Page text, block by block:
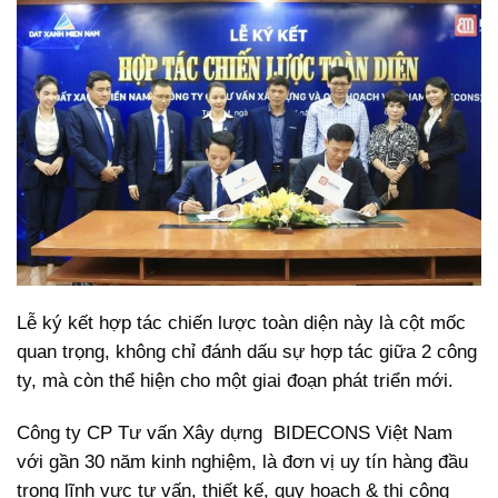
Lễ ký kết hợp tác chiến lược toàn diện này là cột mốc
quan trọng, không chỉ đánh dấu sự hợp tác giữa 2 công
ty, mà còn thể hiện cho một giai đoạn phát triển mới.
Công ty CP Tư vấn Xây dựng BIDECONS Việt Nam
với gần 30 năm kinh nghiệm, là đơn vị uy tín hàng đầu
trong lĩnh vực tư vấn, thiết kế, quy hoạch & thi công